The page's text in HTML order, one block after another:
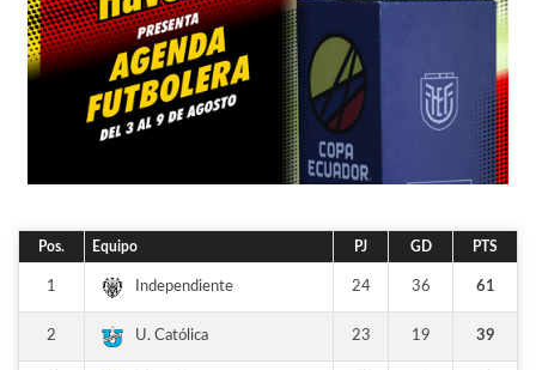
Pos. Equipo PJ GD PTS
1 Independiente 24 36 61
2 U. Católica 23 19 39